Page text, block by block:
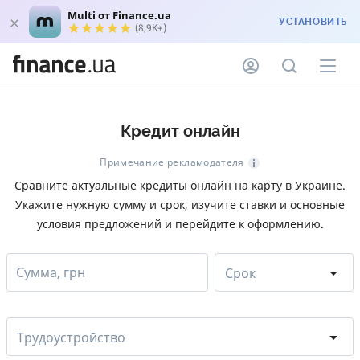
Multi от Finance.ua
(8,9K+) УСТАНОВИТЬ
Кредит онлайн
Примечание рекламодателя
Сравните актуальные кредиты онлайн на карту в Украине.
Укажите нужную сумму и срок, изучите ставки и основные
условия предложений и перейдите к оформлению.
Сумма, грн Срок
Трудоустройство